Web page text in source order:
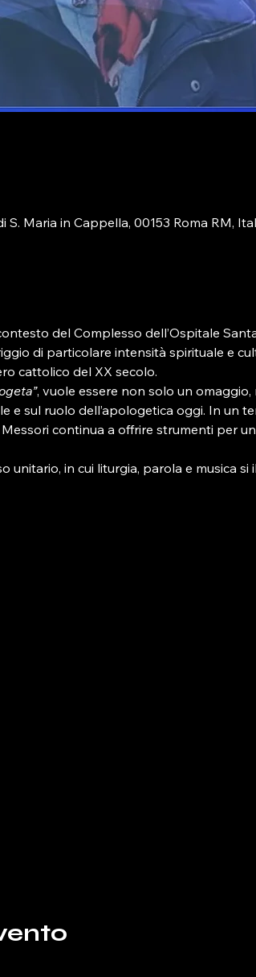
Maria in Cappella, 00153 Roma RM,
del Complesso dell’Ospitale
di particolare intensità spirituale e
cattolico del XX secolo.
, vuole essere non solo un omaggio,
e sul ruolo dell’apologetica oggi. In un
continua a offrire strumenti per
unitario, in cui liturgia, parola e musica si